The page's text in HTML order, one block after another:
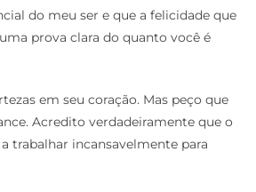
do meu ser e que a felicidade que
prova clara do quanto você é
em seu coração. Mas peço que
Acredito verdadeiramente que o
trabalhar incansavelmente para